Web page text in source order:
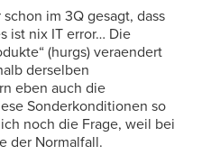
im 3Q gesagt, dass
ist nix IT error… Die
(hurgs) veraendert
derselben
eben auch die
Sonderkonditionen so
noch die Frage, weil bei
der Normalfall.